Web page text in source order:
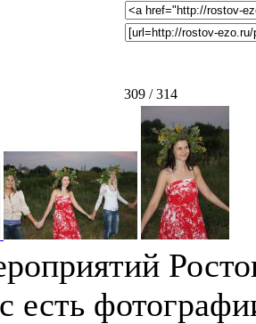
309 / 314
есть